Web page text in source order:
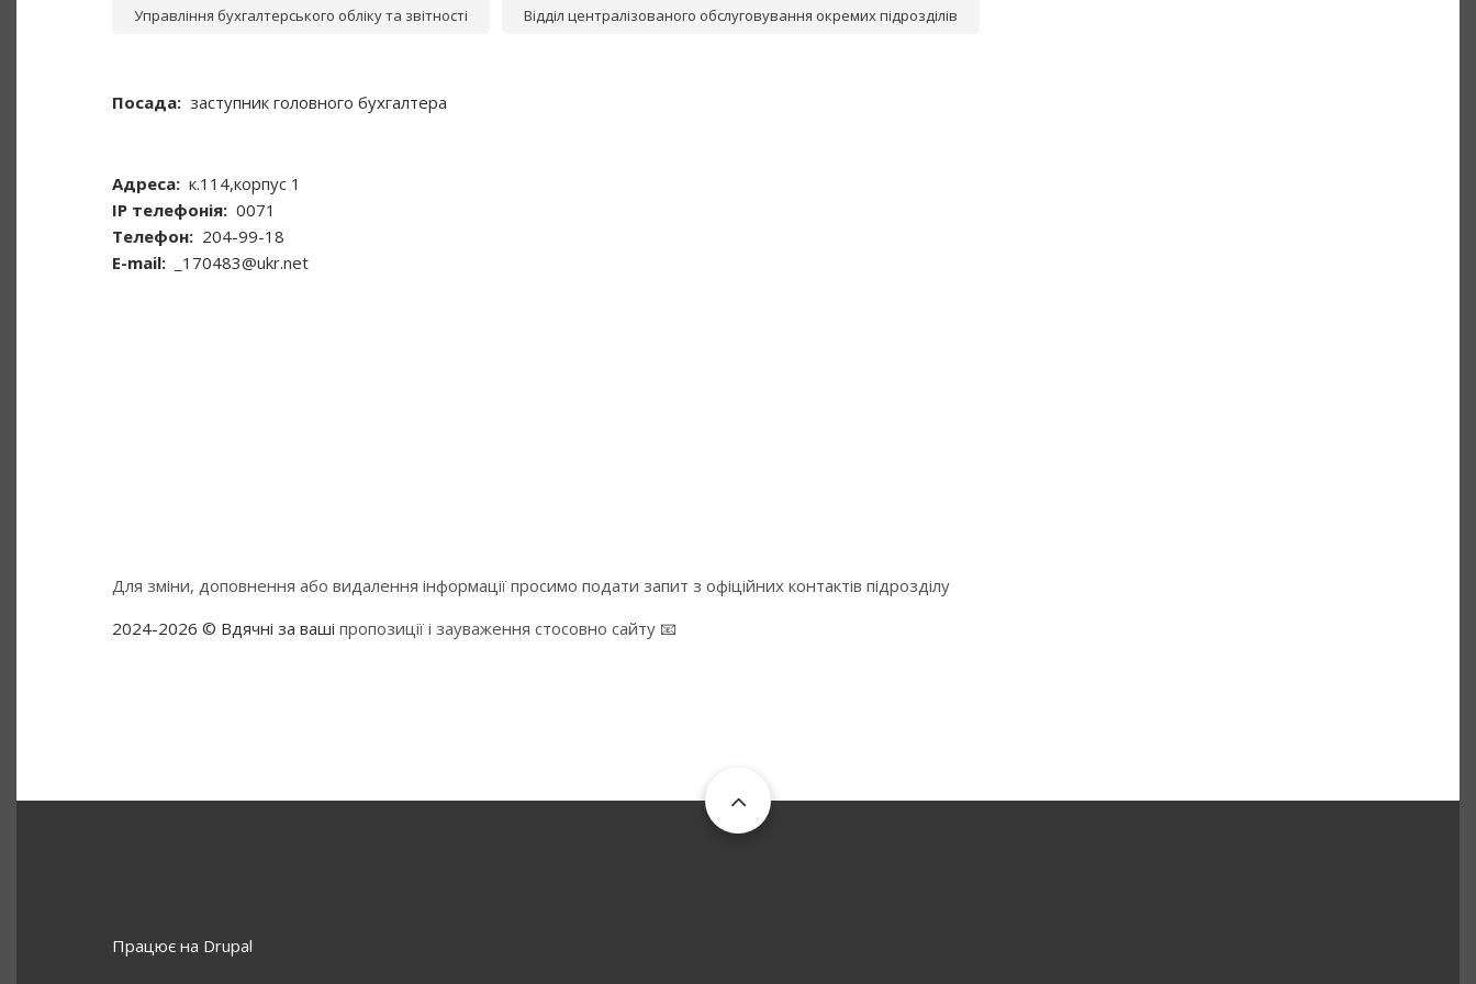
Управління бухгалтерського обліку та звітності Відділ централізованого обслуговування окремих підрозділів
Посада заступник головного бухгалтера
Адреса к.114,корпус 1
ІР телефонія 0071
Телефон
204-99-18
Е-mail
_170483@ukr.net
Для зміни, доповнення або видалення інформації просимо подати запит з офіційних контактів підрозділу
2024-2026 © Вдячні за ваші пропозиції і зауваження стосовно сайту 📧
Працює на Drupal